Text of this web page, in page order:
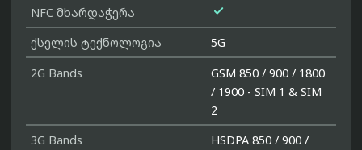
NFC მხარდაჭერა

ქსელის ტექნოლოგია
5G
2G Bands
GSM 850 / 900 / 1800
/ 1900 - SIM 1 & SIM
2
3G Bands
HSDPA 850 / 900 /